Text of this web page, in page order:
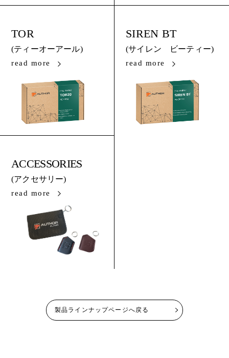
TOR
(ティーオーアール)
read more
SIREN BT
(サイレン ビーティー)
read more
ACCESSORIES
(アクセサリー)
read more
製品ラインナップページへ戻る